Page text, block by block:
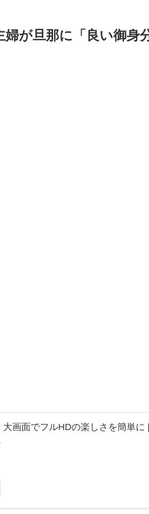
が旦那に「良い御身
画面でフルHDの楽しさを簡単に